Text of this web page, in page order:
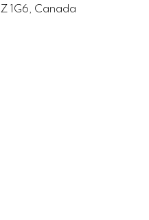
1G6, Canada